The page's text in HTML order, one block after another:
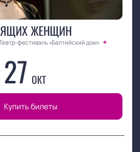
ЖЕНЩИН
фестиваль «Балтийский дом»
27 ОКТ
Купить билеты